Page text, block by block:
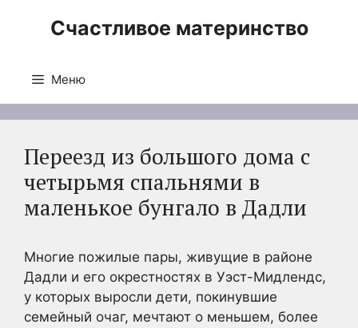
Счастливое материнство
Меню
Переезд из большого дома с
четырьмя спальнями в
маленькое бунгало в Дадли
Многие пожилые пары, живущие в районе
Дадли и его окрестностях в Уэст-Мидлендс,
у которых выросли дети, покинувшие
семейный очаг, мечтают о меньшем, более